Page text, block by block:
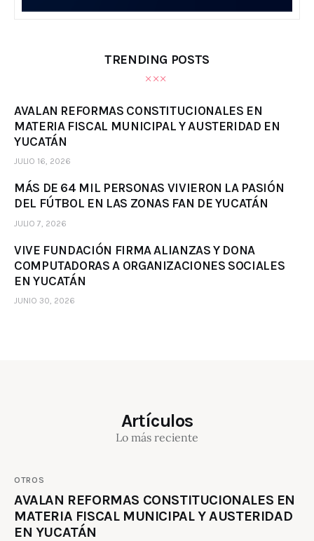
TRENDING POSTS
AVALAN REFORMAS CONSTITUCIONALES EN
MATERIA FISCAL MUNICIPAL Y AUSTERIDAD EN
YUCATÁN
JULIO 16, 2026
MÁS DE 64 MIL PERSONAS VIVIERON LA PASIÓN
DEL FÚTBOL EN LAS ZONAS FAN DE YUCATÁN
JULIO 7, 2026
VIVE FUNDACIÓN FIRMA ALIANZAS Y DONA
COMPUTADORAS A ORGANIZACIONES SOCIALES
EN YUCATÁN
JUNIO 30, 2026
Artículos
Lo más reciente
OTROS
AVALAN REFORMAS CONSTITUCIONALES EN
MATERIA FISCAL MUNICIPAL Y AUSTERIDAD
EN YUCATÁN